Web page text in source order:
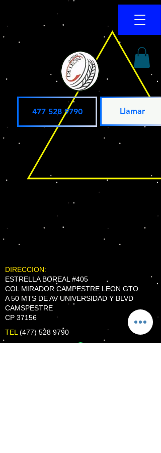
Llamar
477 528 9790
DIRECCION:
ESTRELLA BOREAL #405
COL MIRADOR CAMPESTRE LEON GTO.
A 50 MTS DE AV UNIVERSIDAD Y BLVD
CAMSPESTRE
CP 37156
TEL (477) 528 9790